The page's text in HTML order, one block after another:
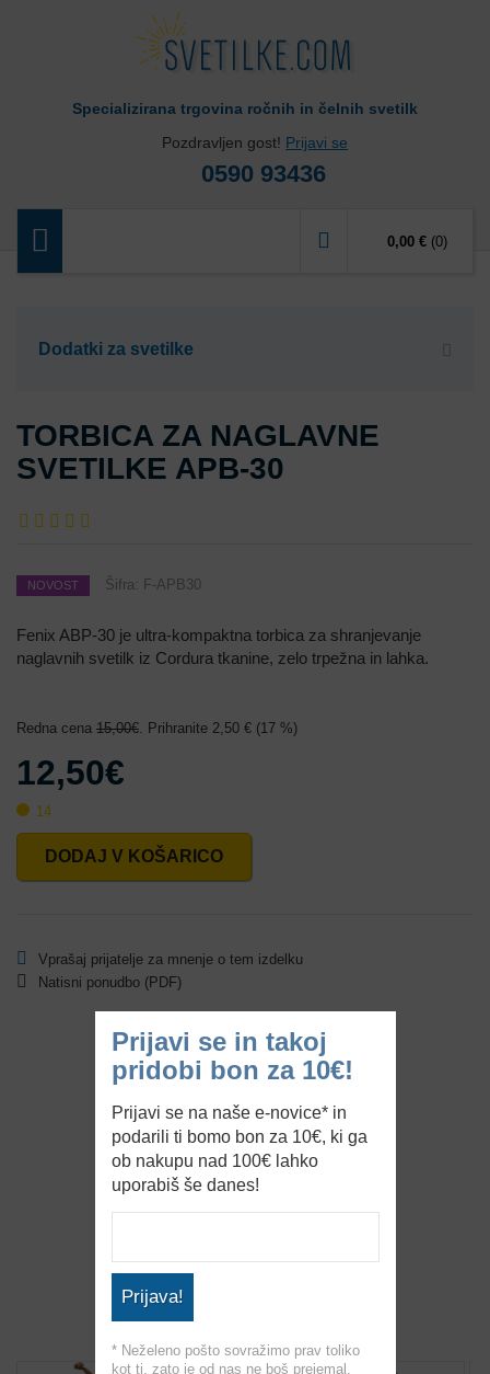
Specializirana trgovina ročnih in čelnih svetilk
Pozdravljen gost! Prijavi se
0590 93436
0,00 €(0)
Dodatki za svetilke
TORBICA ZA NAGLAVNE
SVETILKE APB-30
NOVOST Šifra: F-APB30
Fenix ABP-30 je ultra-kompaktna torbica za shranjevanje
naglavnih svetilk iz Cordura tkanine, zelo trpežna in lahka.
Redna cena 15,00€ . Prihranite 2,50 € (17 %)
12,50€
14
DODAJ V KOŠARICO
Vprašaj prijatelje za mnenje o tem izdelku
Natisni ponudbo (PDF)
Prijavi se in takoj
pridobi bon za 10€!
Prijavi se na naše e-novice* in
podarili ti bomo bon za 10€, ki ga
ob nakupu nad 100€ lahko
uporabiš še danes!
Prijava!
* Neželeno pošto sovražimo prav toliko
kot ti, zato je od nas ne boš prejemal.